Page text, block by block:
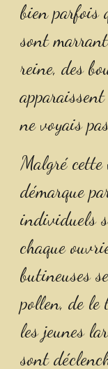
bien parfois
sont
reine, des
ne voyais
Malgré cette
démarque
individuels
chaque
butineuses
pollen, de
les jeunes
sont